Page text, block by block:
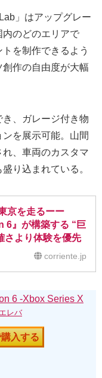
」はアップグレー
内のどのエリアで
を制作できるよう
作の自由度が大幅
、ガレージ付き物
を展示可能。山間
、車両のカスタマ
り込まれている。
京を走るーー
6』が構築する “巨
さより体験を優先
corriente.jp
6 -Xbox Series X
レバ
入する